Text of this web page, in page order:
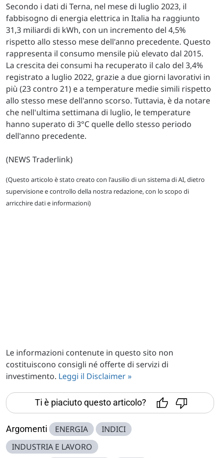
Secondo i dati di Terna, nel mese di luglio 2023, il
fabbisogno di energia elettrica in Italia ha raggiunto
31,3 miliardi di kWh, con un incremento del 4,5%
rispetto allo stesso mese dell'anno precedente. Questo
rappresenta il consumo mensile più elevato dal 2015.
La crescita dei consumi ha recuperato il calo del 3,4%
registrato a luglio 2022, grazie a due giorni lavorativi in
più (23 contro 21) e a temperature medie simili rispetto
allo stesso mese dell'anno scorso. Tuttavia, è da notare
che nell'ultima settimana di luglio, le temperature
hanno superato di 3°C quelle dello stesso periodo
dell'anno precedente.
(NEWS Traderlink)
(Questo articolo è stato creato con l'ausilio di un sistema di AI, dietro
supervisione e controllo della nostra redazione, con lo scopo di
arricchire dati e informazioni)
Le informazioni contenute in questo sito non
costituiscono consigli né offerte di servizi di
investimento. Leggi il Disclaimer »
Ti è piaciuto questo articolo?
Argomenti ENERGIA
INDICI
INDUSTRIA E LAVORO